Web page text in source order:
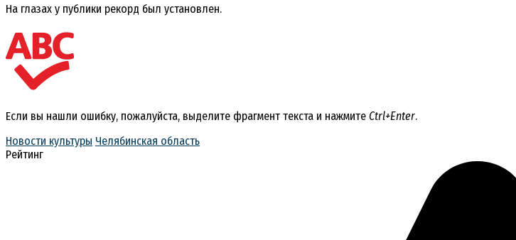
На глазах у публики рекорд был установлен.
Если вы нашли ошибку, пожалуйста, выделите фрагмент текста и нажмите Ctrl+Enter.
Новости культуры Челябинская область
Рейтинг